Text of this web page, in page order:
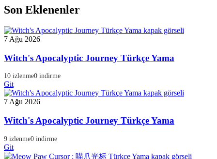
Son Eklenenler
7 Ağu 2026
Witch's Apocalyptic Journey Türkçe Yama
10 izlenme0 indirme
Git
7 Ağu 2026
Witch's Apocalyptic Journey Türkçe Yama
9 izlenme0 indirme
Git